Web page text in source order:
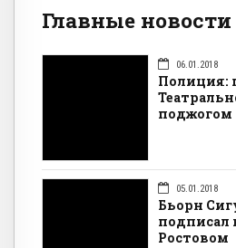
Главные новости
06.01.2018
Полиция:
поджогом
05.01.2018
Бьорн
подписал
Ростовом